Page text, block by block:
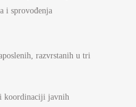
i sprovođenja
razvrstanih u tri
koordinaciji javnih